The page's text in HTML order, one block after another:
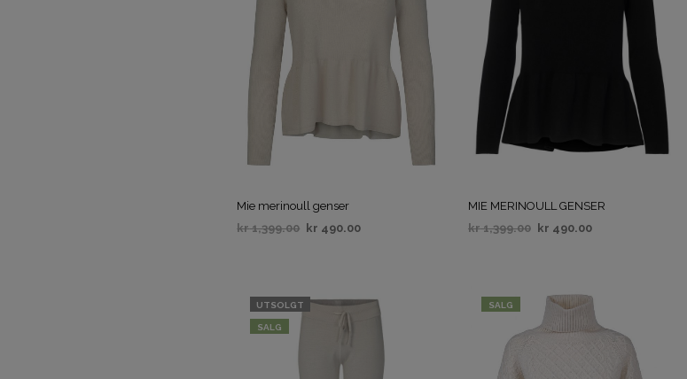
Mie merinoull genser
kr1,399.00 kr 490.00
MIE MERINOULL GENSER
kr1,399.00 kr 490.00
UTSOLGT
SALG
SALG